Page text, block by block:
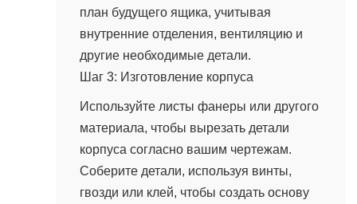
план будущего ящика, учитывая
внутренние отделения, вентиляцию и
другие необходимые детали.
Шаг 3: Изготовление корпуса
Используйте листы фанеры или другого
материала, чтобы вырезать детали
корпуса согласно вашим чертежам.
Соберите детали, используя винты,
гвозди или клей, чтобы создать основу